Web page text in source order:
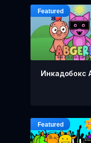
Инкадобокс